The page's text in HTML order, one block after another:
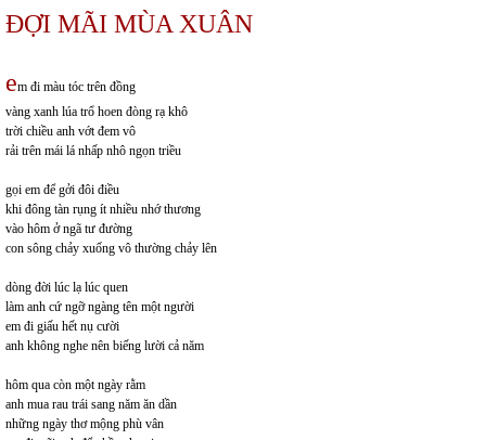
ĐỢI MÃI MÙA XUÂN
em đi màu tóc trên đồng
vàng xanh lúa trổ hoen đòng rạ khô
trời chiều anh vớt đem vô
rải trên mái lá nhấp nhô ngọn triều
gọi em để gởi đôi điều
khi đông tàn rụng ít nhiều nhớ thương
vào hôm ở ngã tư đường
con sông chảy xuống vô thường chảy lên
dòng đời lúc lạ lúc quen
làm anh cứ ngỡ ngàng tên một người
em đi giấu hết nụ cười
anh không nghe nên biếng lười cả năm
hôm qua còn một ngày rằm
anh mua rau trái sang năm ăn dần
những ngày thơ mộng phù vân